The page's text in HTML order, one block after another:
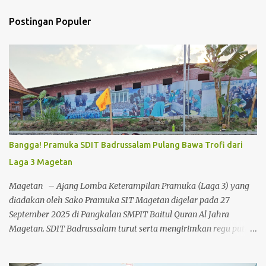
Postingan Populer
Bangga! Pramuka SDIT Badrussalam Pulang Bawa Trofi dari
Laga 3 Magetan
Magetan – Ajang Lomba Keterampilan Pramuka (Laga 3) yang
diadakan oleh Sako Pramuka SIT Magetan digelar pada 27
September 2025 di Pangkalan SMPIT Baitul Quran Al Jahra
Magetan. SDIT Badrussalam turut serta mengirimkan regu putra